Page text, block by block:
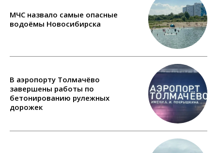
МЧС назвало самые опасные
водоёмы Новосибирска
В аэропорту Толмачёво
завершены работы по
бетонированию рулежных
дорожек